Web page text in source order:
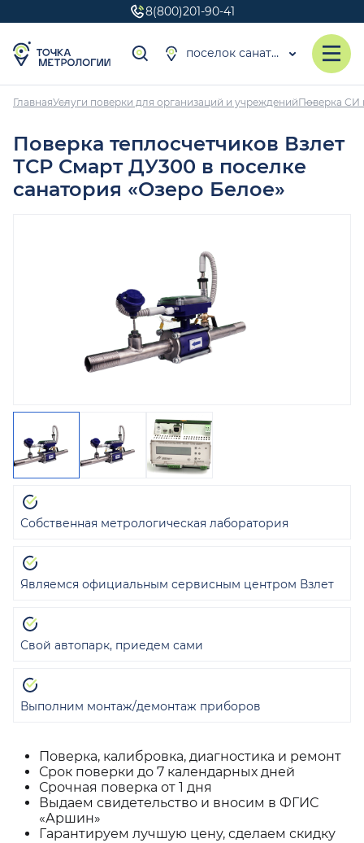
8(800)201-90-41
поселок санатория «Озеро Белое»
ГлавнаяУслуги поверки для организаций и учрежденийПоверка СИ
Поверка теплосчетчиков Взлет
ТСР Смарт ДУ300 в поселке
санатория «Озеро Белое»
Поверка, калибровка, диагностика и ремонт
Срок поверки до 7 календарных дней
Срочная поверка от 1 дня
Выдаем свидетельство и вносим в ФГИС
«Аршин»
Гарантируем лучшую цену, сделаем скидку
Собственная метрологическая лаборатория
Являемся официальным сервисным центром Взлет
Свой автопарк, приедем сами
Выполним монтаж/демонтаж приборов